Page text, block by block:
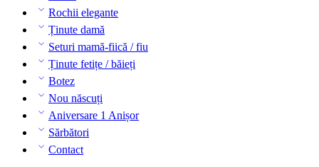
Rochii elegante
Ținute damă
Seturi mamă-fiică / fiu
Ținute fetițe / băieți
Botez
Nou născuți
Aniversare 1 Anișor
Sărbători
Contact